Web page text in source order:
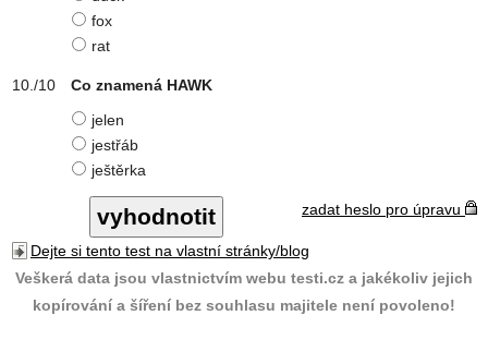
fox
rat
Co znamená HAWK
jelen
jestřáb
ještěrka
zadat heslo pro úpravu
Dejte si tento test na vlastní stránky/blog
Veškerá data jsou vlastnictvím webu testi.cz a jakékoliv jejich
kopírování a šíření bez souhlasu majitele není povoleno!